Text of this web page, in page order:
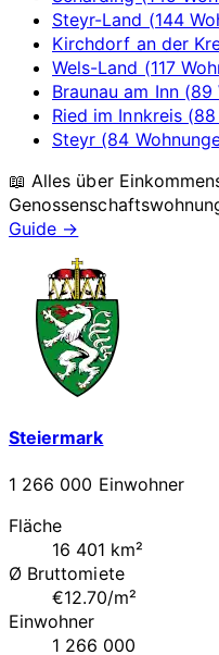
Steyr-Land (144
Kirchdorf an der
Wels-Land (117
Braunau am Inn (89
Ried im Innkreis
Steyr (84
📖 Alles über
Guide →
Steiermark
1 266 000 Einwohner
Fläche
16 401 km²
Ø Bruttomiete
€12.70/m²
Einwohner
1 266 000